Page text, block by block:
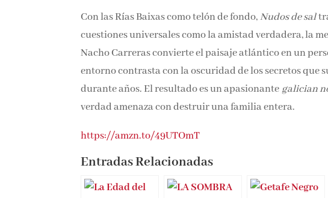
Con las Rías Baixas como telón de fondo,Nudos de sal
cuestiones universales como la amistad verdadera, la
Nacho Carreras convierte el paisaje atlántico en un
entorno contrasta con la oscuridad de los secretos
durante años. El resultado es un apasionantegalician
verdad amenaza con destruir una familia entera.
https://amzn.to/49UTOmT
Entradas Relacionadas